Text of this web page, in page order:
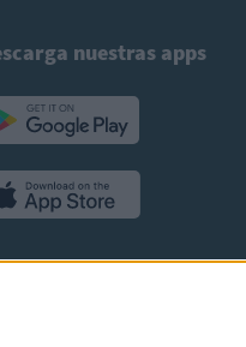
nuestras apps